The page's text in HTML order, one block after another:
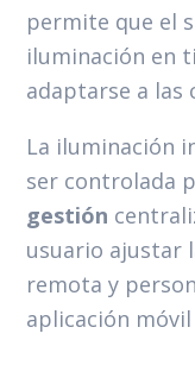
permite que el
iluminación en
adaptarse a las
La iluminación
ser controlada
gestión
usuario ajustar
remota y
aplicación